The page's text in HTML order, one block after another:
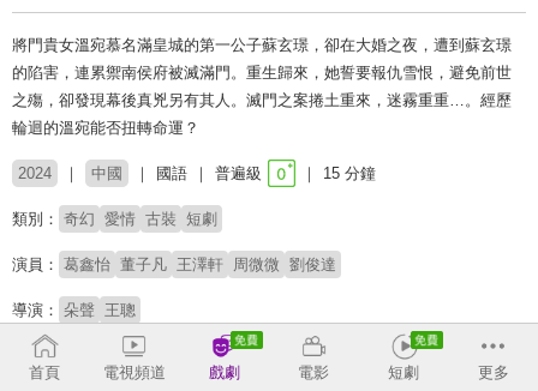
將門貴女溫宛慕名滿皇城的第一公子蘇玄璟，卻在大婚之夜，遭到蘇玄璟
的陷害，連累禦南侯府被滅滿門。重生歸來，她誓要報仇雪恨，避免前世
之殤，卻發現幕後真兇另有其人。滅門之案捲土重來，迷霧重重…。經歷
輪迴的溫宛能否扭轉命運？
2024 中國 國語 普遍級 15 分鐘
類別： 奇幻 愛情 古裝 短劇
演員： 葛鑫怡 董子凡 王澤軒 周微微 劉俊達
導演： 朵聲 王聰
# 逆襲 # 短劇推薦 # 熱門短劇# 免費短劇
首頁
電視頻道 戲劇 電影 短劇 更多